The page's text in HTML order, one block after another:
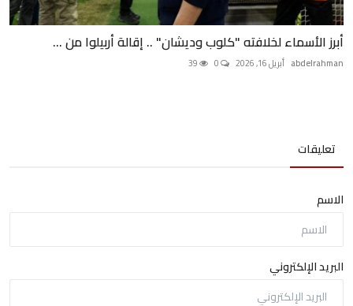
أبرز الأسماء لخلافته "كلوب وديشان" .. إقالة أربيلوا من ...
abdelrahman أبريل 16, 2026
تعليقات
الاسم
البريد الإلكتروني